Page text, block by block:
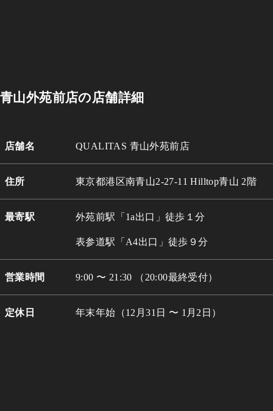
青山外苑前店の店舗詳細
店舗名 QUALITAS 青山外苑前店
住所 東京都港区南青山2-27-11 Hilltop青山 2階
最寄駅 外苑前駅「1a出口」徒歩１分
表参道駅「A4出口」徒歩９分
営業時間 9:00 〜 21:30 （20:00最終受付）
定休日 年末年始（12月31日 〜 1月2日）